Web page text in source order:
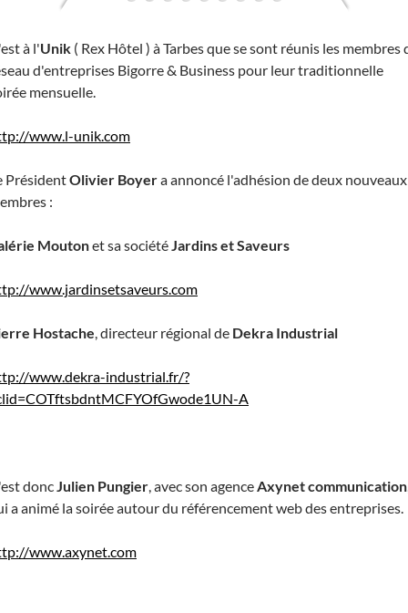
à l'Unik ( Rex Hôtel ) à Tarbes que se sont réunis les membres
d'entreprises Bigorre & Business pour leur traditionnelle
mensuelle.
www.l-unik.com
PrésidentOlivier Boyera annoncé l'adhésion de deux nouveaux
:
Moutonet sa sociétéJardins et Saveurs
www.jardinsetsaveurs.com
Hostache, directeur régional de Dekra Industrial
www.dekra-industrial.fr/?
A
doncJulien Pungier, avec son agenceAxynet communication
a animé la soirée autour du référencement web des entreprises.
www.axynet.com